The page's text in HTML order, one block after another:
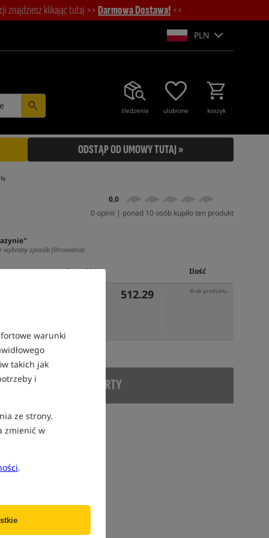
warunki
takich jak
i
ze strony.
zmienić w
.
znajdziesz klikając tutaj >>Darmowa Dostawa! <<
PLN
śledzenie ulubione koszyk
ODSTĄP OD UMOWY TUTAJ »
0,0
0 opinii | ponad 10 osób kupiło ten produkt
wybrany sposób filtrowania)
Cena PLN Ilość
512.29 Brak produktu
WYCOFANY Z OFERTY